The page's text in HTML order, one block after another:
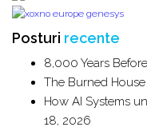
Posturi recente
8,000 Years
The Burned
How AI Systems
18, 2026